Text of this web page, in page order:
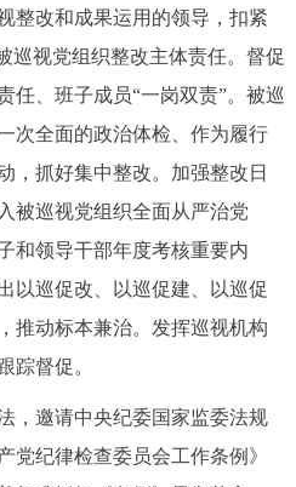
整改和成果运用的领导，扣紧
巡视党组织整改主体责任。督促
任、班子成员“一岗双责”。被巡
次全面的政治体检、作为履行
，抓好集中整改。加强整改日
被巡视党组织全面从严治党
和领导干部年度考核重要内
以巡促改、以巡促建、以巡促
推动标本兼治。发挥巡视机构
踪督促。
邀请中央纪委国家监委法规
党纪律检查委员会工作条例》